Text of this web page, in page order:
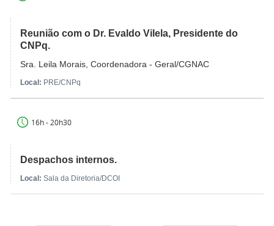
Reunião com o Dr. Evaldo Vilela, Presidente do
CNPq.
Sra. Leila Morais, Coordenadora - Geral/CGNAC
Local: PRE/CNPq
16h - 20h30
Despachos internos.
Local: Sala da Diretoria/DCOI